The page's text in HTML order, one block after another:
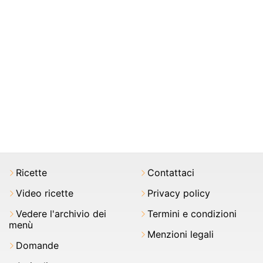
Ricette
Video ricette
Vedere l'archivio dei
menù
Domande
Contattaci
Privacy policy
Termini e condizioni
Menzioni legali